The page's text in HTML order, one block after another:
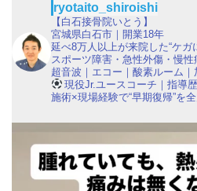
ryotaito_shiroishi
【白石接骨院いとう】
宮城県白石市｜開業18年
延べ8万人以上が来院した“ケガ
スポーツ障害・急性外傷・慢性
超音波｜エコー｜酸素ルーム
現役Jr.ユースコーチ｜指導
施術×現場経験で“早期復帰”を